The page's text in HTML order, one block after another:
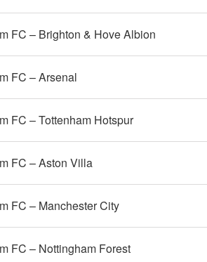
FC – Brighton & Hove Albion
FC – Arsenal
FC – Tottenham Hotspur
FC – Aston Villa
FC – Manchester City
FC – Nottingham Forest